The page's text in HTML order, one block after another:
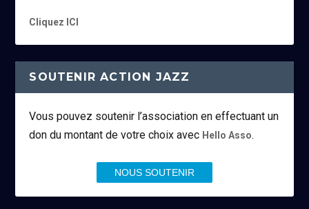
Cliquez ICI
SOUTENIR ACTION JAZZ
Vous pouvez soutenir l’association en effectuant un
don du montant de votre choix avec Hello Asso.
NOUS SOUTENIR